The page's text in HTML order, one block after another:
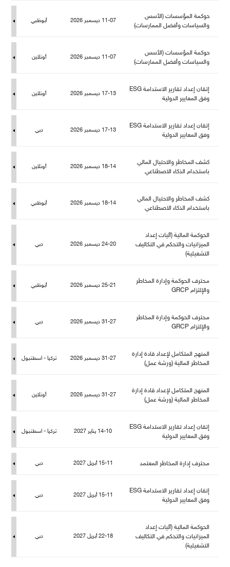
حوكمة المؤسسات (الأسس
والسياسات وأفضل الممارسات)
11-07 ديسمبر 2026 أبوظبي
حوكمة المؤسسات (الأسس
والسياسات وأفضل الممارسات)
11-07 ديسمبر 2026 أونلاين
إتقان إعداد تقارير الاستدامة ESG
وفق المعايير الدولية
17-13 ديسمبر 2026 أونلاين
إتقان إعداد تقارير الاستدامة ESG
وفق المعايير الدولية
17-13 ديسمبر 2026 دبي
كشف المخاطر والاحتيال المالي
باستخدام الذكاء الاصطناعي
18-14 ديسمبر 2026 أونلاين
كشف المخاطر والاحتيال المالي
باستخدام الذكاء الاصطناعي
18-14 ديسمبر 2026 أبوظبي
الحوكمة المالية (آليات إعداد
الميزانيات والتحكم في التكاليف
التشغيلية)
24-20 ديسمبر 2026 دبي
حترف الحوكمة وإدارة المخاطر
والإلتزام GRCP
25-21 ديسمبر 2026 أبوظبي
حترف الحوكمة وإدارة المخاطر
والإلتزام GRCP
31-27 ديسمبر 2026 دبي
المنهج المتكامل لإعداد قادة إدارة
المخاطر المالية (ورشة عمل)
31-27 ديسمبر 2026 تركيا - اسطنبو
المنهج المتكامل لإعداد قادة إدارة
المخاطر المالية (ورشة عمل)
31-27 ديسمبر 2026 أونلاين
إتقان إعداد تقارير الاستدامة ESG
وفق المعايير الدولية
14-10 يناير 2027 تركيا - اسطنبو
حترف إدارة المخاطر المعتمد 15-11 أبريل 2027 دبي
إتقان إعداد تقارير الاستدامة ESG
وفق المعايير الدولية
15-11 أبريل 2027 دبي
الحوكمة المالية (آليات إعداد
الميزانيات والتحكم في التكاليف
التشغيلية)
22-18 أبريل 2027 دبي